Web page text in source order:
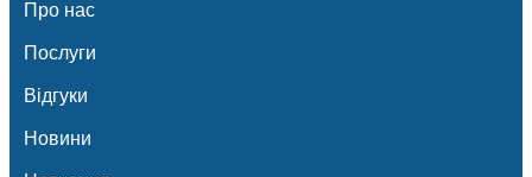
Про нас
Послуги
Відгуки
Новини